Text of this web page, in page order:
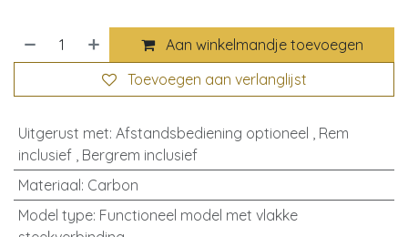
Aan winkelmandje toevoegen
Toevoegen aan verlanglijst
Uitgerust met: Afstandsbediening optioneel , Rem
inclusief, Bergrem inclusief
Materiaal: Carbon
Model type: Functioneel model met vlakke